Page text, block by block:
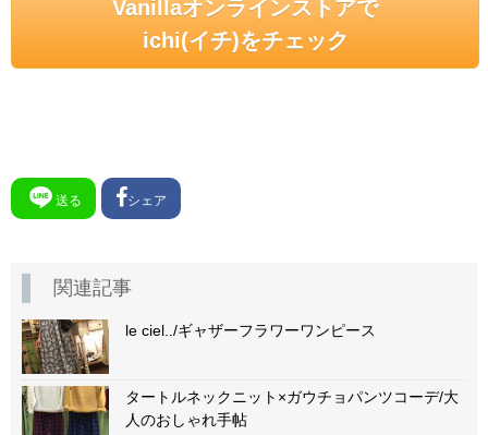
Vanillaオンラインストアで
ichi(イチ)をチェック
送る シェア
関連記事
le ciel../ギャザーフラワーワンピース
タートルネックニット×ガウチョパンツコーデ/大
人のおしゃれ手帖